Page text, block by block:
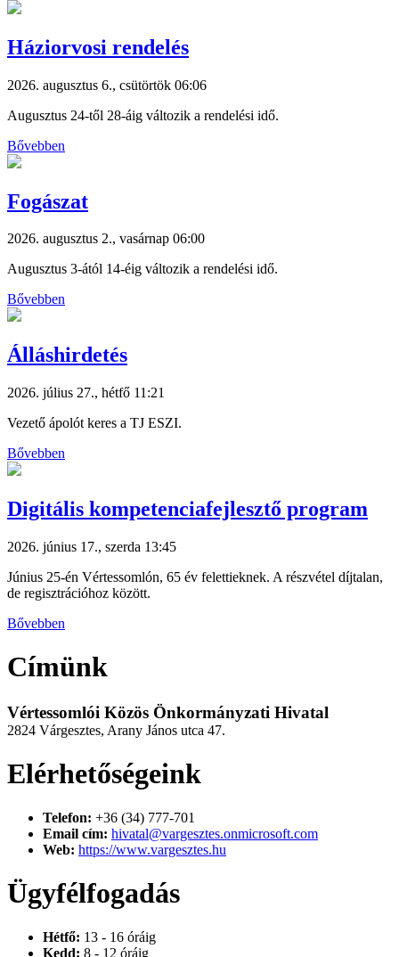
Háziorvosi rendelés
2026. augusztus 6., csütörtök 06:06
Augusztus 24-től 28-áig változik a rendelési idő.
Bővebben
Fogászat
2026. augusztus 2., vasárnap 06:00
Augusztus 3-ától 14-éig változik a rendelési idő.
Bővebben
Álláshirdetés
2026. július 27., hétfő 11:21
Vezető ápolót keres a TJ ESZI.
Bővebben
Digitális kompetenciafejlesztő program
2026. június 17., szerda 13:45
Június 25-én Vértessomlón, 65 év felettieknek. A részvétel díjtalan,
de regisztrációhoz között.
Bővebben
Címünk
Vértessomlói Közös Önkormányzati Hivatal
2824 Várgesztes, Arany János utca 47.
Elérhetőségeink
Telefon: +36 (34) 777-701
Email cím: hivatal@vargesztes.onmicrosoft.com
Web: https://www.vargesztes.hu
Ügyfélfogadás
Hétfő: 13 - 16 óráig
Kedd: 8 - 12 óráig